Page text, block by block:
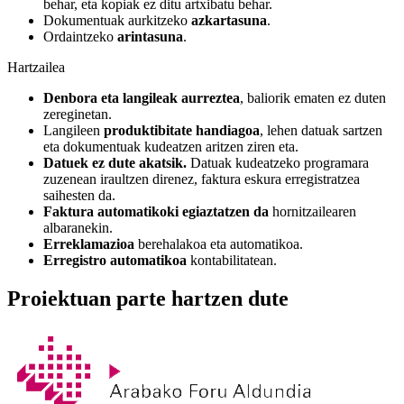
behar, eta kopiak ez ditu artxibatu behar.
Dokumentuak aurkitzeko azkartasuna.
Ordaintzeko arintasuna.
Hartzailea
Denbora eta langileak aurreztea, baliorik ematen ez duten
zereginetan.
Langileen produktibitate handiagoa, lehen datuak sartzen
eta dokumentuak kudeatzen aritzen ziren eta.
Datuek ez dute akatsik. Datuak kudeatzeko programara
zuzenean iraultzen direnez, faktura eskura erregistratzea
saihesten da.
Faktura automatikoki egiaztatzen da hornitzailearen
albaranekin.
Erreklamazioa berehalakoa eta automatikoa.
Erregistro automatikoa kontabilitatean.
Proiektuan parte hartzen dute